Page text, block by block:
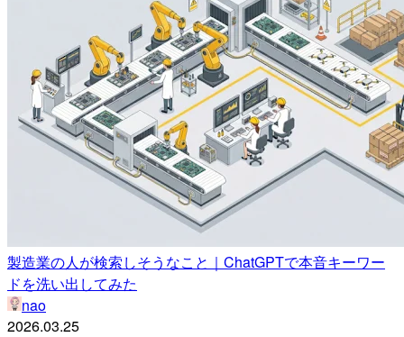
製造業の人が検索しそうなこと｜ChatGPTで本音キーワー
ドを洗い出してみた
nao
2026.03.25